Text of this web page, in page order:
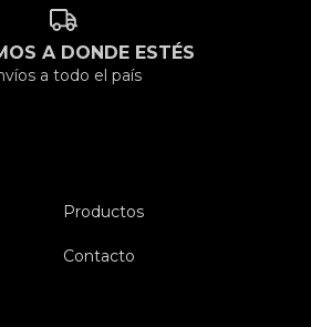
A DONDE ESTÉS
a todo el país
Productos
Contacto